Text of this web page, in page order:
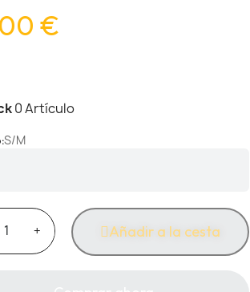
€
0 Artículo
S/M
Añadir a la cesta